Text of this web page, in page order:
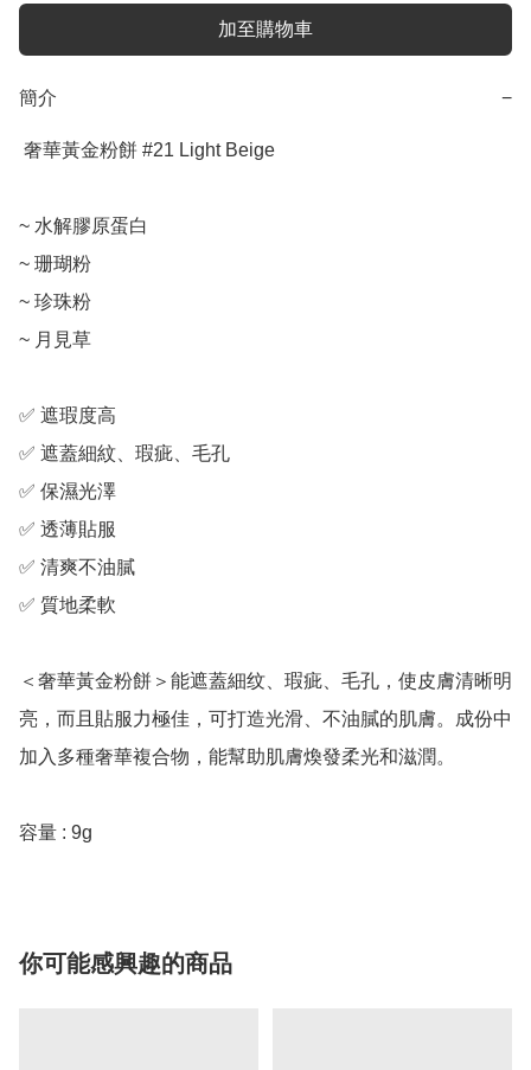
加至購物車
簡介 −
~ 水解膠原蛋白
~ 珊瑚粉
~ 珍珠粉
~ 月見草
✅ 遮瑕度高
✅ 遮蓋細紋、瑕疵、毛孔
✅ 保濕光澤
✅ 透薄貼服
✅ 清爽不油膩
✅ 質地柔軟
＜奢華黃金粉餅＞能遮蓋細纹、瑕疵、毛孔，使皮膚清晰明
亮，而且貼服力極佳，可打造光滑、不油膩的肌膚。成份中
加入多種奢華複合物，能幫助肌膚煥發柔光和滋潤。
容量 : 9g
你可能感興趣的商品